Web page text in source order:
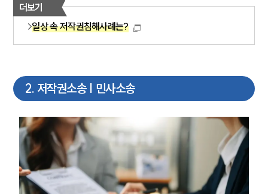
더보기
일상 속 저작권침해사례는?
2. 저작권소송 | 민사소송